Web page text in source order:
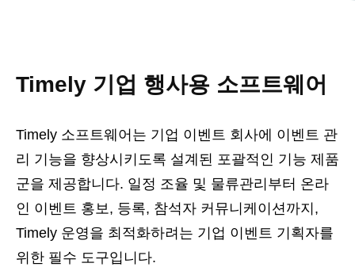
Timely 기업 행사용 소프트웨어
Timely 소프트웨어는 기업 이벤트 회사에 이벤트 관
리 기능을 향상시키도록 설계된 포괄적인 기능 제품
군을 제공합니다. 일정 조율 및 물류관리부터 온라
인 이벤트 홍보, 등록, 참석자 커뮤니케이션까지,
Timely 운영을 최적화하려는 기업 이벤트 기획자를
위한 필수 도구입니다.